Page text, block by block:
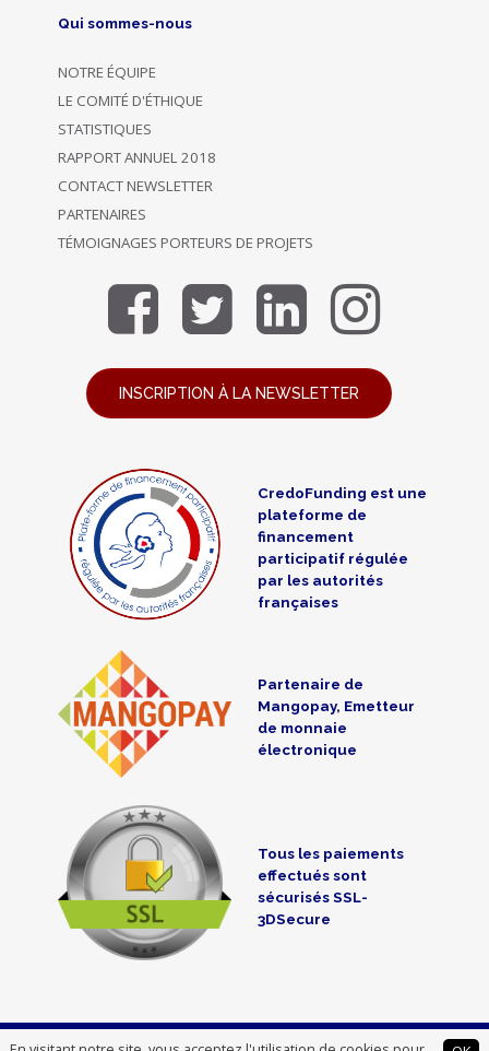
Qui sommes-nous
NOTRE ÉQUIPE
LE COMITÉ D'ÉTHIQUE
STATISTIQUES
RAPPORT ANNUEL 2018
CONTACT NEWSLETTER
PARTENAIRES
TÉMOIGNAGES PORTEURS DE PROJETS
INSCRIPTION À LA NEWSLETTER
CredoFunding est une
plateforme de
financement
participatif régulée
par les autorités
françaises
Partenaire de
Mangopay, Emetteur
de monnaie
électronique
Tous les paiements
effectués sont
sécurisés SSL-
3DSecure
CredoFunding is a crowdfunding intermediate registered at the